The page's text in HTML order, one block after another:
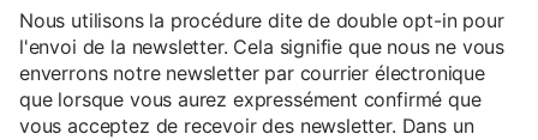
Nous utilisons la procédure dite de double opt-in pour
l'envoi de la newsletter. Cela signifie que nous ne vous
enverrons notre newsletter par courrier électronique
que lorsque vous aurez expressément confirmé que
vous acceptez de recevoir des newsletter. Dans un